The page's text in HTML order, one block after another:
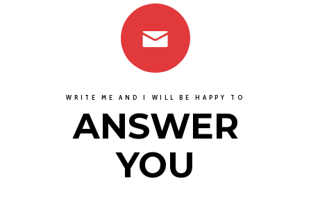
WRITE ME AND I WILL BE HAPPY TO
ANSWER
YOU